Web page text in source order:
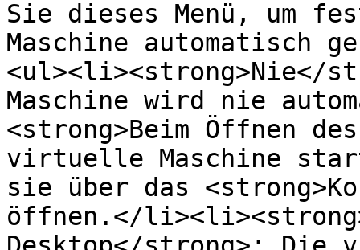
Sie dieses Menü, um
Maschine automatisch
Maschine wird nie
<strong>Beim Öffnen
virtuelle Maschine
sie über das
öffnen.</